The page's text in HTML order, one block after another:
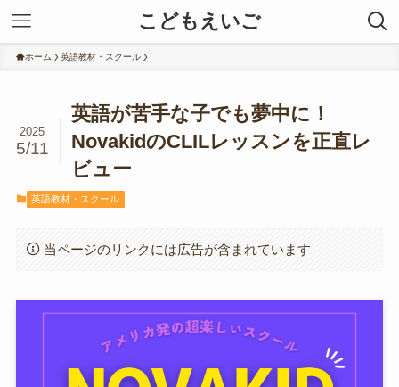
こどもえいご
ホーム 英語教材・スクール
英語が苦手な子でも夢中に！
NovakidのCLILレッスンを正直レ
ビュー
2025
5/11
英語教材・スクール
当ページのリンクには広告が含まれています